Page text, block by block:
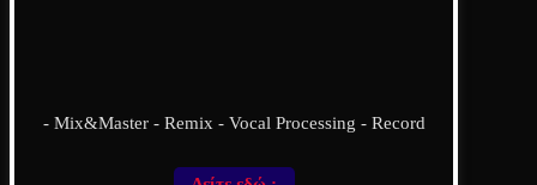
- Mix&Master - Remix - Vocal Processing - Record